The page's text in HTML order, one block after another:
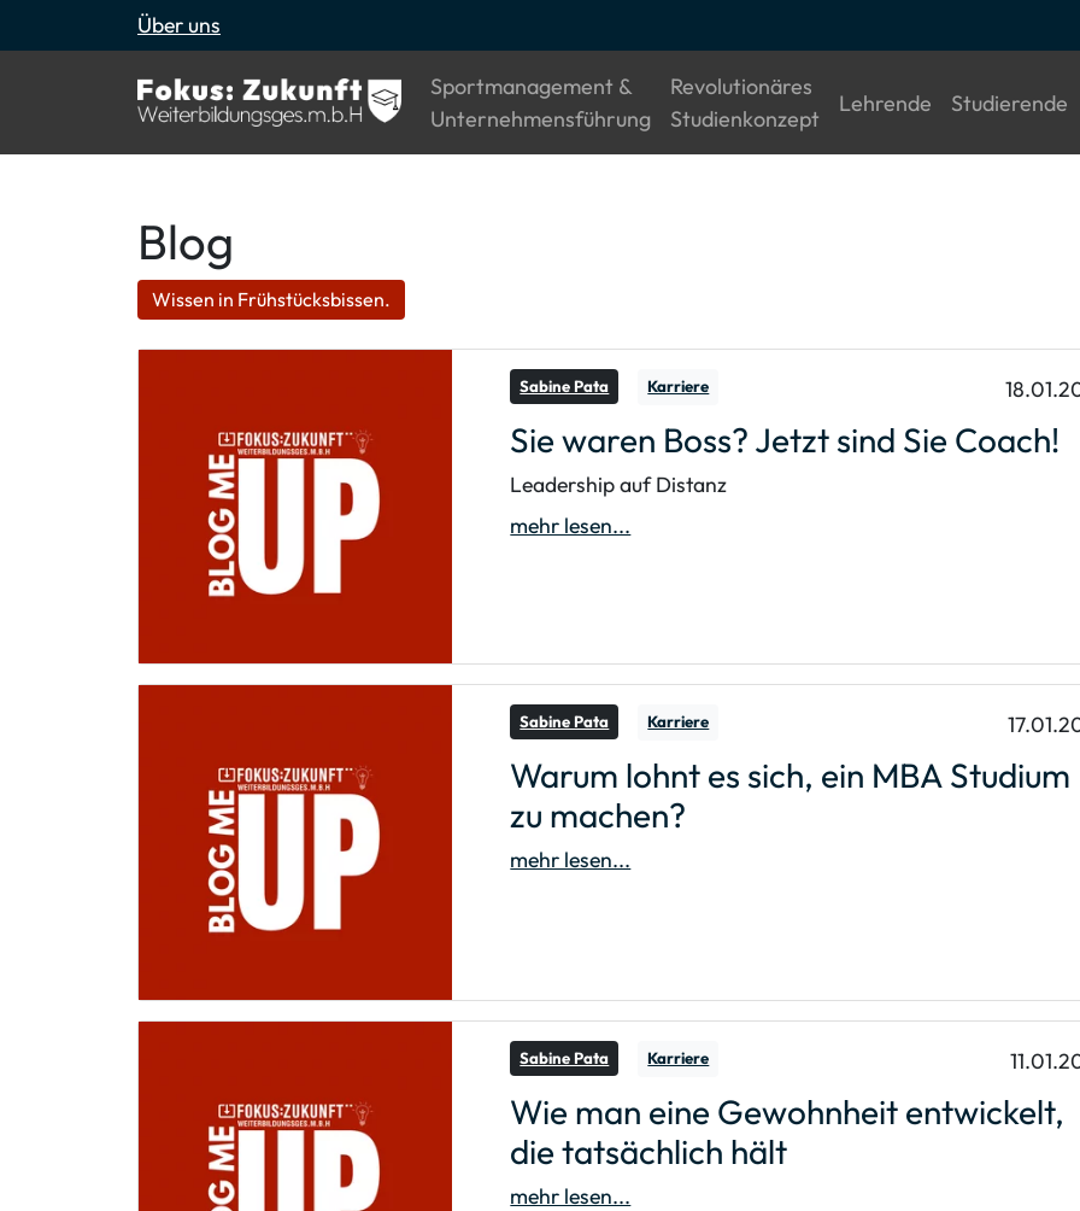
Über uns
Sportmanagement &
Unternehmensführung(current)
Revolutionäres
Studienkonzept (current)
Lehrende (current)
Studierende
Blog
Wissen in Frühstücksbissen.
Sabine Pata Karriere
Sie waren Boss? Jetzt sind Sie Coach!
Leadership auf Distanz
mehr lesen...
Sabine Pata Karriere
Warum lohnt es sich, ein MBA Studium
zu machen?
mehr lesen...
Sabine Pata Karriere
Wie man eine Gewohnheit entwickelt,
die tatsächlich hält
mehr lesen...